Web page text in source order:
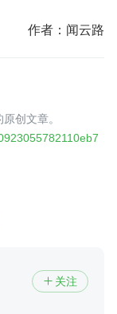
作者：闻云路
创文章。
 关注